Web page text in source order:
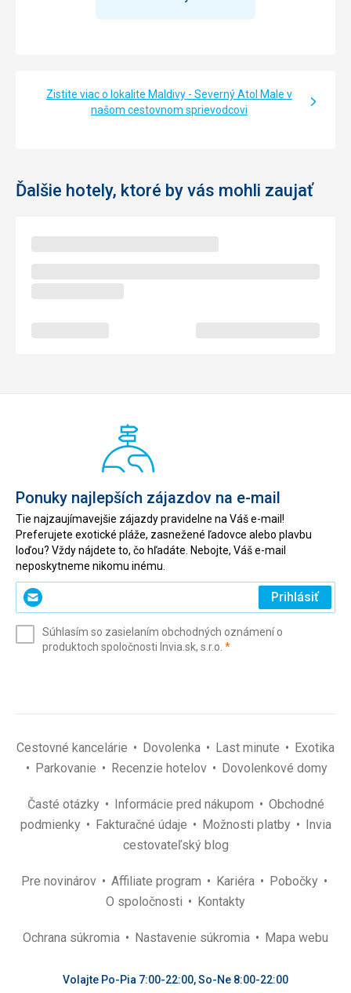
Zistite viac o lokalite Maldivy - Severný Atol Male v
našom cestovnom sprievodcovi
Ďalšie hotely, ktoré by vás mohli zaujať
Ponuky najlepších zájazdov na e-mail
Tie najzaujímavejšie zájazdy pravidelne na Váš e-mail!
Preferujete exotické pláže, zasnežené ľadovce alebo plavbu
loďou? Vždy nájdete to, čo hľadáte. Nebojte, Váš e-mail
neposkytneme nikomu inému.
Zadajte
svoj
(povinné)
Prihlásiť
Súhlasím so zasielaním obchodných oznámení o
produktoch spoločnosti Invia.sk, s.r.o. *(povinné)
Cestovné kancelárie Dovolenka Last minute
Exotika
Parkovanie
Recenzie hotelov Dovolenkové domy
Časté otázky Informácie pred nákupom
Obchodné
podmienky
Fakturačné údaje Možnosti platby
Invia
cestovateľský blog
Pre novinárov Affiliate program Kariéra
Pobočky
O spoločnosti
Kontakty
Ochrana súkromia Nastavenie súkromia Mapa webu
Volajte Po-Pia 7:00-22:00, So-Ne 8:00-22:00